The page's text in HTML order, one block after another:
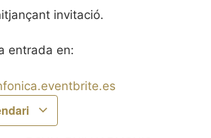
invitació.
entrada en: